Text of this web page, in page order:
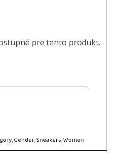
pre tento produkt.
,Gender,Sneakers,Women